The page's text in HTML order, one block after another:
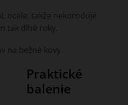
ocele, takže nekoroduje
tak dlhé roky.
na bežné kovy.
Praktické
balenie